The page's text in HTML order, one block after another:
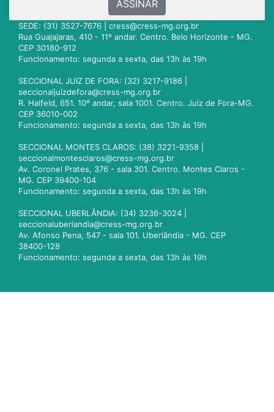
ASSINAR
SEDE: (31) 3527-7676 | cress@cress-mg.org.br
Rua Guajajaras, 410 - 11º andar. Centro. Belo Horizonte - MG.
CEP 30180-912
Funcionamento: segunda a sexta, das 13h às 19h
SECCIONAL JUIZ DE FORA: (32) 3217-9186 |
seccionaljuizdefora@cress-mg.org.br
R. Halfeld, 651. 10º andar, sala 1001. Centro. Juiz de Fora-MG.
CEP 36010-002
Funcionamento: segunda a sexta, das 13h às 19h
SECCIONAL MONTES CLAROS: (38) 3221-9358 |
seccionalmontesclaros@cress-mg.org.br
Av. Coronel Prates, 376 - sala 301. Centro. Montes Claros -
MG. CEP 39400-104
Funcionamento: segunda a sexta, das 13h às 19h
SECCIONAL UBERLÂNDIA: (34) 3236-3024 |
seccionaluberlandia@cress-mg.org.br
Av. Afonso Pena, 547 - sala 101. Uberlândia - MG. CEP
38400-128
Funcionamento: segunda a sexta, das 13h às 19h